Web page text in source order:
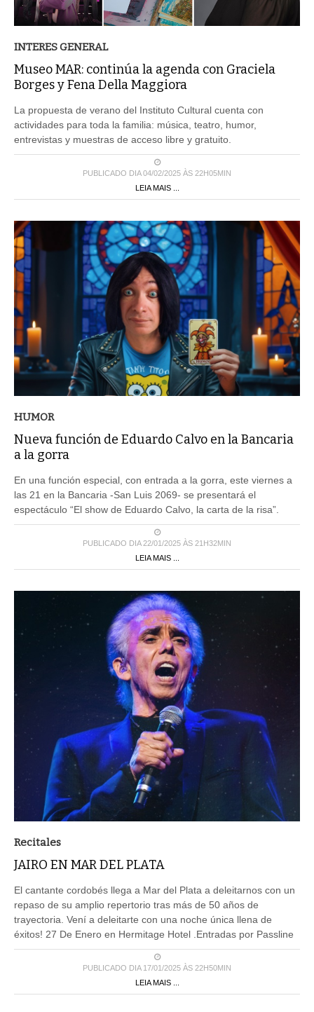
INTERES GENERAL
Museo MAR: continúa la agenda con Graciela
Borges y Fena Della Maggiora
La propuesta de verano del Instituto Cultural cuenta con
actividades para toda la familia: música, teatro, humor,
entrevistas y muestras de acceso libre y gratuito.
PUBLICADO DIA 04/02/2025 ÀS 22H05MIN
LEIA MAIS ...
HUMOR
Nueva función de Eduardo Calvo en la Bancaria
a la gorra
En una función especial, con entrada a la gorra, este viernes a
las 21 en la Bancaria -San Luis 2069- se presentará el
espectáculo “El show de Eduardo Calvo, la carta de la risa”.
PUBLICADO DIA 22/01/2025 ÀS 21H32MIN
LEIA MAIS ...
Recitales
JAIRO EN MAR DEL PLATA
El cantante cordobés llega a Mar del Plata a deleitarnos con un
repaso de su amplio repertorio tras más de 50 años de
trayectoria. Vení a deleitarte con una noche única llena de
éxitos! 27 De Enero en Hermitage Hotel .Entradas por Passline
PUBLICADO DIA 17/01/2025 ÀS 22H50MIN
LEIA MAIS ...